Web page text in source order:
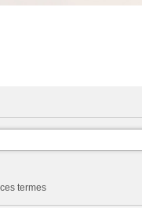
termes